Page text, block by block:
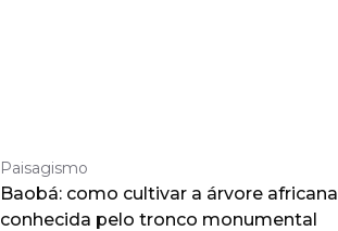
Paisagismo
Baobá: como cultivar a árvore africana
conhecida pelo tronco monumental